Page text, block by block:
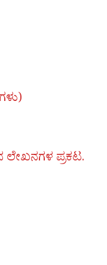
ಲೇಖನಗಳ ಪ್ರಕಟ.